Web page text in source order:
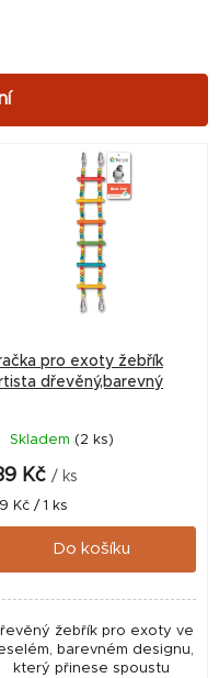
pro exoty žebřík
dřevěný,barevný
Skladem (2 ks)
Kč / ks
Kč / 1 ks
Do košíku
žebřík pro exoty ve
barevném designu,
který přinese spoustu